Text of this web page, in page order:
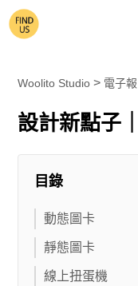
Woolito Studio > 電子報
設計新點子
目錄
動態圖卡
靜態圖卡
線上扭蛋機